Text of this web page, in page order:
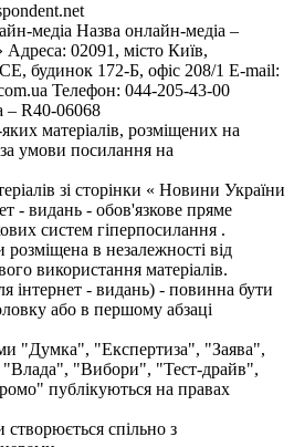
медіа Назва онлайн-медіа –
02091, місто Київ,
172-Б, офіс 208/1 E-mail:
Телефон: 044-205-43-00
– R40-06068
матеріалів, розміщених на
за умови посилання на
зі сторінки « Новини України
- видань - обов'язкове пряме
систем гіперпосилання .
в незалежності від
використання матеріалів.
інтернет - видань) - повинна бути
або в першому абзаці
"Думка", "Експертиза", "Заява",
"Влада", "Вибори", "Тест-драйв",
публікуються на правах
спільно з